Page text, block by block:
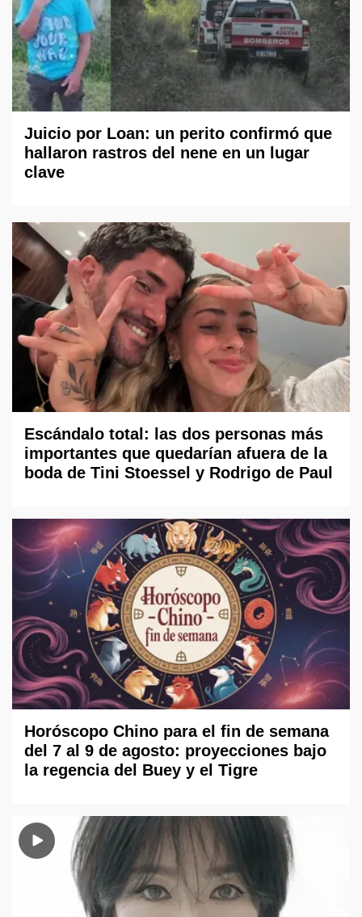
Juicio por Loan: un perito confirmó que
hallaron rastros del nene en un lugar
clave
Escándalo total: las dos personas más
importantes que quedarían afuera de la
boda de Tini Stoessel y Rodrigo de Paul
Horóscopo Chino para el fin de semana
del 7 al 9 de agosto: proyecciones bajo
la regencia del Buey y el Tigre